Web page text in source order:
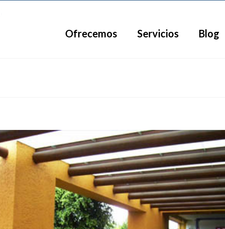
Ofrecemos Servicios Blog